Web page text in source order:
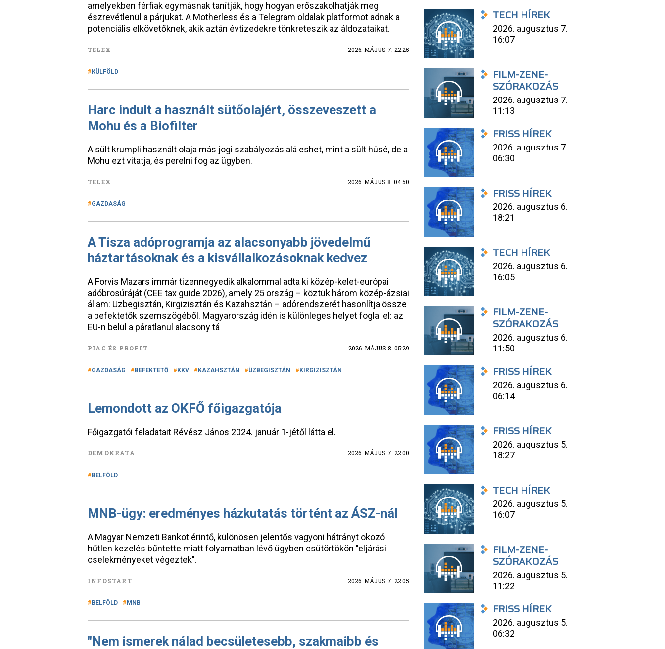
amelyekben férfiak egymásnak tanítják, hogy hogyan erőszakolhatják meg
észrevétlenül a párjukat. A Motherless és a Telegram oldalak platformot adnak a
potenciális elkövetőknek, akik aztán évtizedekre tönkreteszik az áldozataikat.
TELEX 2026. MÁJUS 7. 22:25
KÜLFÖLD
Harc indult a használt sütőolajért, összeveszett a
Mohu és a Biofilter
A sült krumpli használt olaja más jogi szabályozás alá eshet, mint a sült húsé, de a
Mohu ezt vitatja, és perelni fog az ügyben.
TELEX 2026. MÁJUS 8. 04:50
GAZDASÁG
A Tisza adóprogramja az alacsonyabb jövedelmű
háztartásoknak és a kisvállalkozásoknak kedvez
A Forvis Mazars immár tizennegyedik alkalommal adta ki közép-kelet-európai
adóbrosúráját (CEE tax guide 2026), amely 25 ország – köztük három közép-ázsiai
állam: Üzbegisztán, Kirgizisztán és Kazahsztán – adórendszerét hasonlítja össze
a befektetők szemszögéből. Magyarország idén is különleges helyet foglal el: az
EU-n belül a páratlanul alacsony tá
PIAC ÉS PROFIT 2026. MÁJUS 8. 05:29
GAZDASÁG BEFEKTETŐ KKV KAZAHSZTÁN ÜZBEGISZTÁN KIRGIZISZTÁN
Lemondott az OKFŐ főigazgatója
Főigazgatói feladatait Révész János 2024. január 1-jétől látta el.
DEMOKRATA 2026. MÁJUS 7. 22:00
BELFÖLD
MNB-ügy: eredményes házkutatás történt az ÁSZ-nál
A Magyar Nemzeti Bankot érintő, különösen jelentős vagyoni hátrányt okozó
hűtlen kezelés bűntette miatt folyamatban lévő ügyben csütörtökön "eljárási
cselekményeket végeztek".
INFOSTART 2026. MÁJUS 7. 22:05
BELFÖLD MNB
"Nem ismerek nálad becsületesebb, szakmaibb és
TECH HÍREK
2026. augusztus 7.
16:07
FILM-ZENE-
SZÓRAKOZÁS
2026. augusztus 7.
11:13
FRISS HÍREK
2026. augusztus 7.
06:30
FRISS HÍREK
2026. augusztus 6.
18:21
TECH HÍREK
2026. augusztus 6.
16:05
FILM-ZENE-
SZÓRAKOZÁS
2026. augusztus 6.
11:50
FRISS HÍREK
2026. augusztus 6.
06:14
FRISS HÍREK
2026. augusztus 5.
18:27
TECH HÍREK
2026. augusztus 5.
16:07
FILM-ZENE-
SZÓRAKOZÁS
2026. augusztus 5.
11:22
FRISS HÍREK
2026. augusztus 5.
06:32